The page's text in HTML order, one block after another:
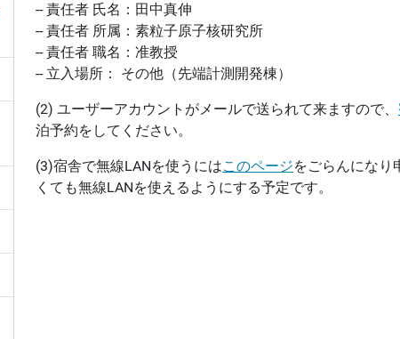
-- 責任者 氏名：田中真伸
-- 責任者 所属：素粒子原子核研究所
-- 責任者 職名：准教授
-- 立入場所： その他（先端計測開発棟）
(2) ユーザーアカウントがメールで送られて来ますので、
泊予約をしてください。
(3)宿舎で無線LANを使うにはこのページをごらんになり
くても無線LANを使えるようにする予定です。